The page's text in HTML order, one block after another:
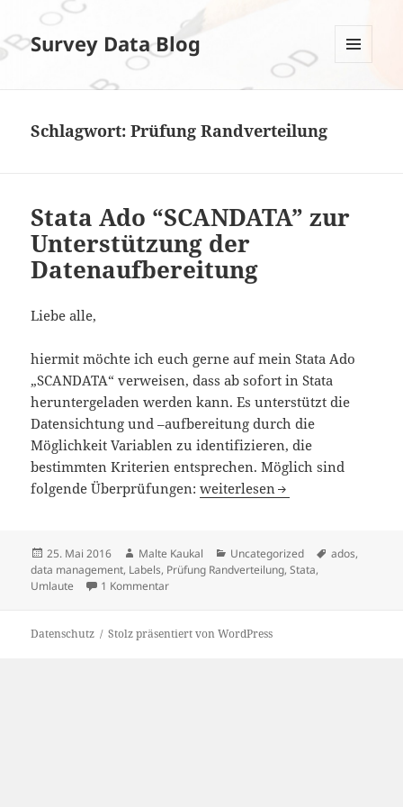
Survey Data Blog
Schlagwort:Prüfung Randverteilung
Stata Ado “SCANDATA” zur
Unterstützung der
Datenaufbereitung
Liebe alle,
hiermit möchte ich euch gerne auf mein Stata Ado
„SCANDATA“ verweisen, dass ab sofort in Stata
heruntergeladen werden kann. Es unterstützt die
Datensichtung und –aufbereitung durch die
Möglichkeit Variablen zu identifizieren, die
bestimmten Kriterien entsprechen. Möglich sind
folgende Überprüfungen:Stata Ado “SCANDATA” zur
weiterlesen
Veröffentlicht
am
25. Mai 2016 Autor
Malte Kaukal Kategorien
Uncategorized Schlagwörter
ados,
data management, Labels, Prüfung Randverteilung,Stata,
Umlaute
1 Kommentarzu Stata Ado “SCANDATA” zur Unterstützung
Datenschutz Stolz präsentiert von WordPress